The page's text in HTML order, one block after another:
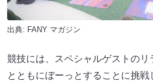
出典: FANY マガジン
競技には、スペシャルゲストの
とともにぼーっとすることに挑